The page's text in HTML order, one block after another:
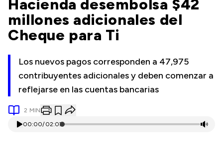
Hacienda desembolsa $42
millones adicionales del
Cheque para Ti
Los nuevos pagos corresponden a 47,975
contribuyentes adicionales y deben comenzar a
reflejarse en las cuentas bancarias
2 MIN
00:00/02:07